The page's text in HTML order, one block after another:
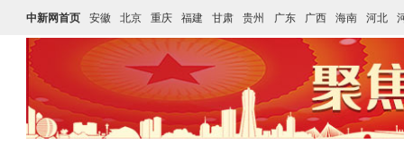
中新网首页 安徽 北京 重庆 福建 甘肃 贵州 广东 广西 海南 河北